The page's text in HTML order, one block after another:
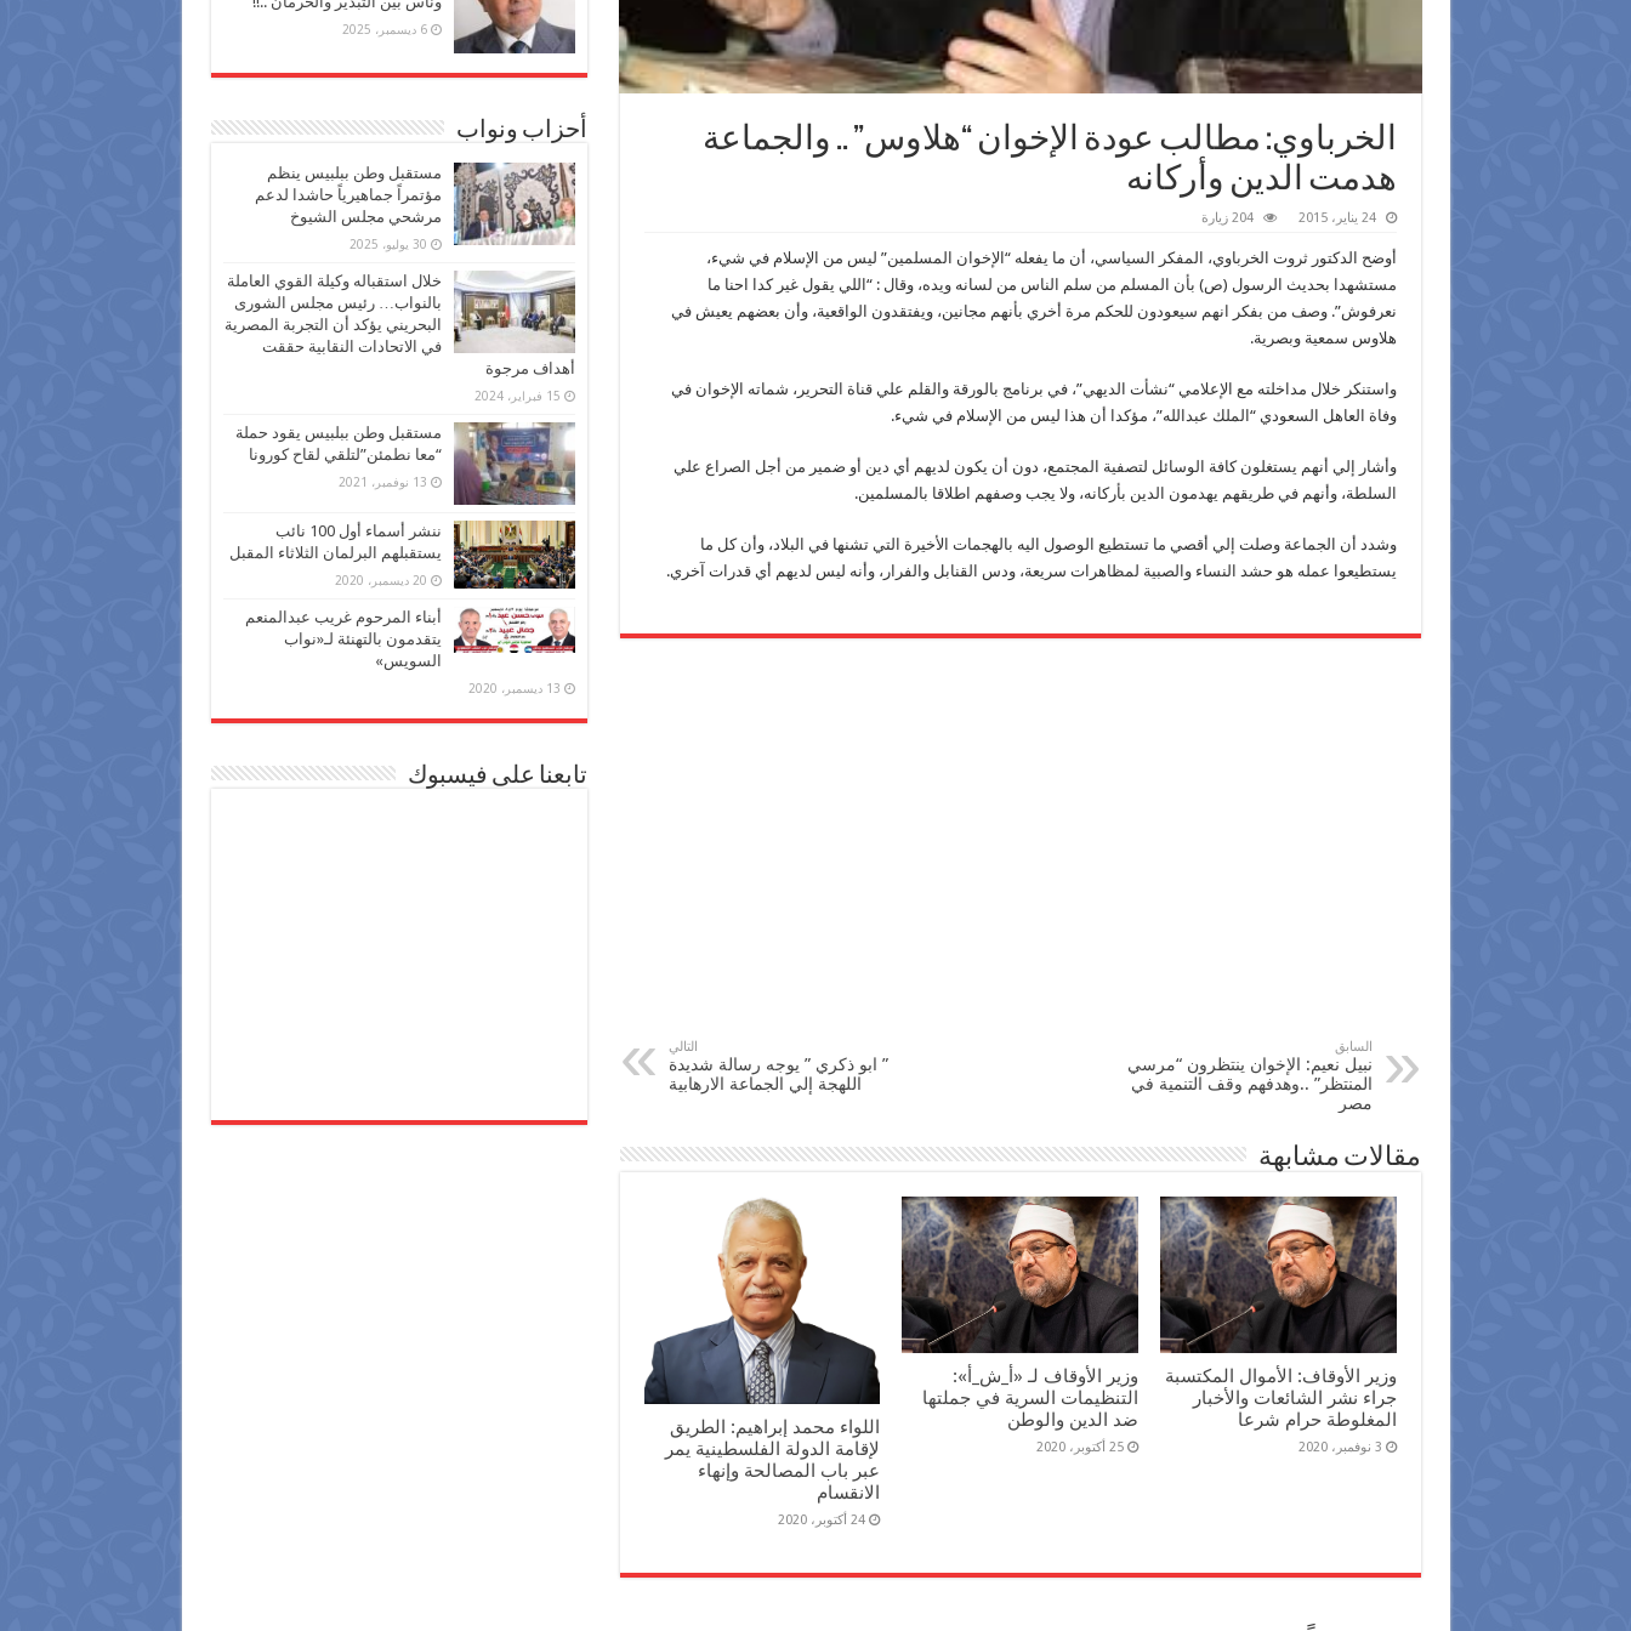
الخرباوي: مطالب عودة الإخوان “هلاوس” .. والجماعة
هدمت الدين وأركانه
24 يناير، 2015 204 زيارة
أوضح الدكتور ثروت الخرباوي، المفكر السياسي، أن ما يفعله “الإخوان المسلمين” ليس من الإسلام في شيء،
مستشهدا بحديث الرسول (ص) بأن المسلم من سلم الناس من لسانه ويده، وقال : “اللي يقول غير كدا احنا ما
نعرفوش”. وصف من بفكر انهم سيعودون للحكم مرة أخري بأنهم مجانين، ويفتقدون الواقعية، وأن بعضهم يعيش في
هلاوس سمعية وبصرية.
واستنكر خلال مداخلته مع الإعلامي “نشأت الديهي”، في برنامج بالورقة والقلم علي قناة التحرير، شماته الإخوان في
وفاة العاهل السعودي “الملك عبدالله”، مؤكدا أن هذا ليس من الإسلام في شيء.
وأشار إلي أنهم يستغلون كافة الوسائل لتصفية المجتمع، دون أن يكون لديهم أي دين أو ضمير من أجل الصراع علي
السلطة، وأنهم في طريقهم يهدمون الدين بأركانه، ولا يجب وصفهم اطلاقا بالمسلمين.
وشدد أن الجماعة وصلت إلي أقصي ما تستطيع الوصول اليه بالهجمات الأخيرة التي تشنها في البلاد، وأن كل ما
يستطيعوا عمله هو حشد النساء والصبية لمظاهرات سريعة، ودس القنابل والفرار، وأنه ليس لديهم أي قدرات آخري.
السابق
نبيل نعيم: الإخوان ينتظرون “مرسي
المنتظر” ..وهدفهم وقف التنمية في
مصر
التالي
” ابو ذكري ” يوجه رسالة شديدة
اللهجة إلي الجماعة الارهابية
مقالات مشابهة
وزير الأوقاف: الأموال المكتسبة
جراء نشر الشائعات والأخبار
المغلوطة حرام شرعا
3 نوفمبر، 2020
وزير الأوقاف لـ «أ_ش_أ»:
التنظيمات السرية في جملتها
ضد الدين والوطن
25 أكتوبر، 2020
اللواء محمد إبراهيم: الطريق
لإقامة الدولة الفلسطينية يمر
عبر باب المصالحة وإنهاء
الانقسام
24 أكتوبر، 2020
6 ديسمبر، 2025
أحزاب ونواب
مستقبل وطن ببلبيس ينظم
مؤتمراً جماهيرياً حاشدا لدعم
مرشحي مجلس الشيوخ
30 يوليو، 2025
خلال استقباله وكيلة القوي العاملة
بالنواب… رئيس مجلس الشورى
البحريني يؤكد أن التجربة المصرية
في الاتحادات النقابية حققت
أهداف مرجوة
15 فبراير، 2024
مستقبل وطن ببلبيس يقود حملة
“معا نطمئن”لتلقي لقاح كورونا
13 نوفمبر، 2021
ننشر أسماء أول 100 نائب
يستقبلهم البرلمان الثلاثاء المقبل
20 ديسمبر، 2020
أبناء المرحوم غريب عبدالمنعم
يتقدمون بالتهنئة لـ«نواب
السويس»
13 ديسمبر، 2020
تابعنا على فيسبوك